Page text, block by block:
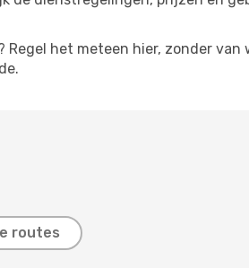
het meteen hier, zonder van
routes